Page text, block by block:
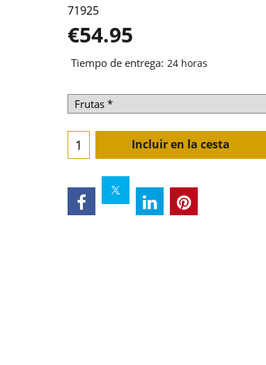
71925
€54.95
Tiempo de entrega: 24 horas
Incluir en la cesta